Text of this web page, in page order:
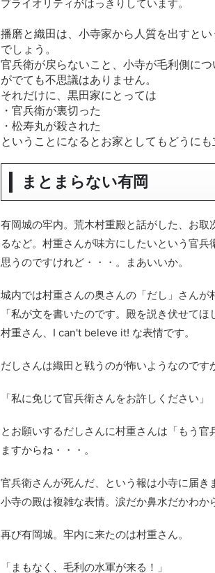
プライオリティがはっきりしています。
播磨と織田は、小寺家から人質を出すと
でしょう。
官兵衛が戻らないこと、小寺が毛利側に
がでても不思議はありません。
それだけに、黒田家にとっては
・官兵衛が裏切った
・松寿丸が殺された
ということになるとお家としてもどうにも
まとまらない有岡
有岡城の牢内。荒木村重殿と話がした、お
るなど。村重さんが味方にしたいという官
思うのですけれど・・・。まあいいか。
城内では村重さんの奥さんの「だし」さんが
「私が文を書いたのです。殿を説き伏せて
村重さん、I can't beleve it! な表情です。
だしさんは織田と戦うのが怖いようなのです
「私に免じて官兵衛さんをお許しください」
とお願いするだしさんに村重さんは「もう
ますからね・・・。
官兵衛さんが死んだ、という報は小寺に届き
小寺の殿は複雑な表情。涙だか鼻水だかわか
再び有岡城。牢内に来たのは村重さん。
「まもなく、毛利の水軍が来る！」